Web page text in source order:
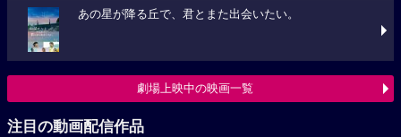
あの星が降る丘で、君とまた出会いたい。
劇場上映中の映画一覧
注目の動画配信作品